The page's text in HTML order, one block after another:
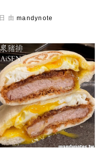
由 mandynote